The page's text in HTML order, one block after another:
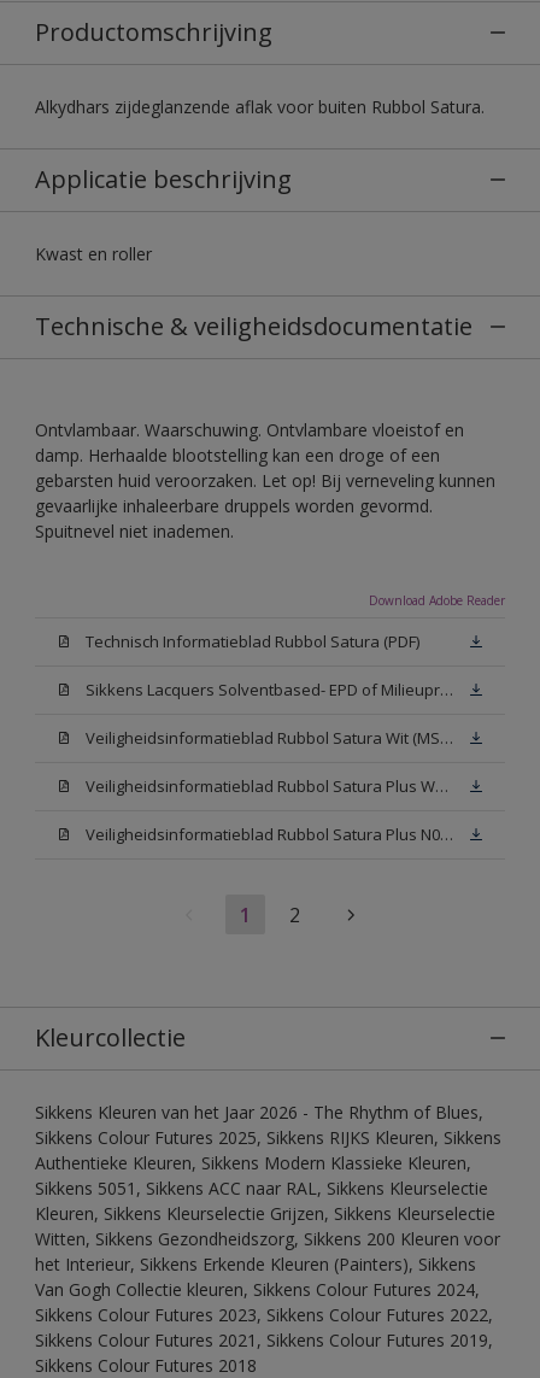
Productomschrijving
Alkydhars zijdeglanzende aflak voor buiten Rubbol Satura.
Applicatie beschrijving
Kwast en roller
Technische & veiligheidsdocumentatie
Ontvlambaar. Waarschuwing. Ontvlambare vloeistof en
damp. Herhaalde blootstelling kan een droge of een
gebarsten huid veroorzaken. Let op! Bij verneveling kunnen
gevaarlijke inhaleerbare druppels worden gevormd.
Spuitnevel niet inademen.
Download Adobe Reader
Technisch Informatieblad Rubbol Satura (PDF)
Sikkens Lacquers Solventbased- EPD of Milieuproductverklaring
Veiligheidsinformatieblad Rubbol Satura Wit (MSDS)
Veiligheidsinformatieblad Rubbol Satura Plus W05 (MSDS)
Veiligheidsinformatieblad Rubbol Satura Plus N00 (MSDS)
1 2
Kleurcollectie
Sikkens Kleuren van het Jaar 2026 - The Rhythm of Blues,
Sikkens Colour Futures 2025, Sikkens RIJKS Kleuren, Sikkens
Authentieke Kleuren, Sikkens Modern Klassieke Kleuren,
Sikkens 5051, Sikkens ACC naar RAL, Sikkens Kleurselectie
Kleuren, Sikkens Kleurselectie Grijzen, Sikkens Kleurselectie
Witten, Sikkens Gezondheidszorg, Sikkens 200 Kleuren voor
het Interieur, Sikkens Erkende Kleuren (Painters), Sikkens
Van Gogh Collectie kleuren, Sikkens Colour Futures 2024,
Sikkens Colour Futures 2023, Sikkens Colour Futures 2022,
Sikkens Colour Futures 2021, Sikkens Colour Futures 2019,
Sikkens Colour Futures 2018